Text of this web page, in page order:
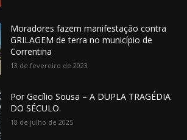
Moradores fazem manifestação contra
GRILAGEM de terra no município de
Correntina
13 de fevereiro de 2023
Por Gecílio Sousa – A DUPLA TRAGÉDIA
DO SÉCULO.
18 de julho de 2025